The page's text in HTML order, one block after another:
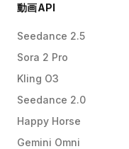
動画API
Seedance 2.5
Sora 2 Pro
Kling O3
Seedance 2.0
Happy Horse
Gemini Omni